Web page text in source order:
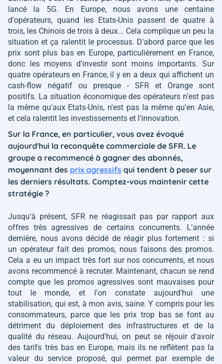
lancé la 5G. En Europe, nous avons une centaine
d'opérateurs, quand les Etats-Unis passent de quatre à
trois, les Chinois de trois à deux... Cela complique un peu la
situation et ça ralentit le processus. D'abord parce que les
prix sont plus bas en Europe, particulièrement en France,
donc les moyens d'investir sont moins importants. Sur
quatre opérateurs en France, il y en a deux qui affichent un
cash-flow négatif ou presque - SFR et Orange sont
positifs. La situation économique des opérateurs n'est pas
la même qu'aux Etats-Unis, n'est pas la même qu'en Asie,
et cela ralentit les investissements et l'innovation.
Sur la France, en particulier, vous avez évoqué
aujourd'hui la reconquête commerciale de SFR. Le
groupe a recommencé à gagner des abonnés,
moyennant des prix agressifs qui tendent à peser sur
les derniers résultats. Comptez-vous maintenir cette
stratégie ?
Jusqu'à présent, SFR ne réagissait pas par rapport aux
offres très agressives de certains concurrents. L'année
dernière, nous avons décidé de réagir plus fortement : si
un opérateur fait des promos, nous faisons des promos.
Cela a eu un impact très fort sur nos concurrents, et nous
avons recommencé à recruter. Maintenant, chacun se rend
compte que les promos agressives sont mauvaises pour
tout le monde, et l'on constate aujourd'hui une
stabilisation, qui est, à mon avis, saine. Y compris pour les
consommateurs, parce que les prix trop bas se font au
détriment du déploiement des infrastructures et de la
qualité du réseau. Aujourd'hui, on peut se réjouir d'avoir
des tarifs très bas en Europe, mais ils ne reflètent pas la
valeur du service proposé, qui permet par exemple de